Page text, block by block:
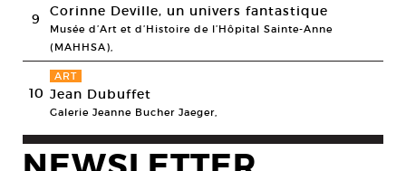
9 Corinne Deville, un univers fantastique
Musée d’Art et d’Histoire de l’Hôpital Sainte-Anne
(MAHHSA),
10
ART
Jean Dubuffet
Galerie Jeanne Bucher Jaeger,